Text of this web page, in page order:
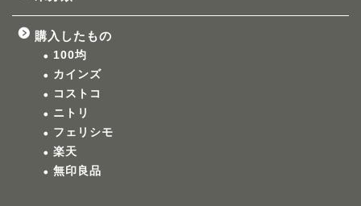
購入したもの
100均
カインズ
コストコ
ニトリ
フェリシモ
楽天
無印良品